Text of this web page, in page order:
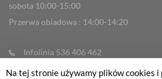
sobota 10:00-15:00
Przerwa obiadowa : 14:00-14:20
Infolinia 536 406 462
info@fabrykarowerow.com
Na tej stronie używamy plików cookies i